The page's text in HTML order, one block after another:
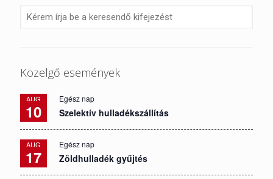
Közelgő események
AUG
10
Egész nap
Szelektív hulladékszállítás
AUG
17
Egész nap
Zöldhulladék gyűjtés